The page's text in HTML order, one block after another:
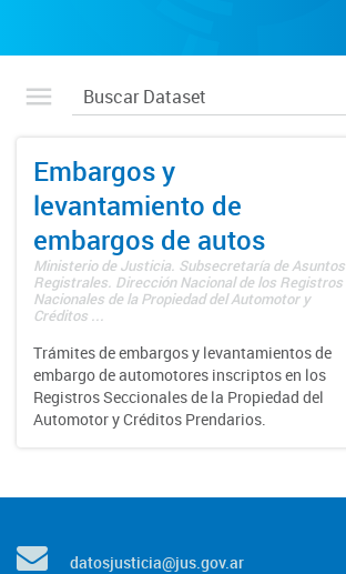
Embargos y
levantamiento de
embargos de autos
Ministerio de Justicia. Subsecretaría de Asuntos
Registrales. Dirección Nacional de los Registros
Nacionales de la Propiedad del Automotor y
Créditos ...
Trámites de embargos y levantamientos de
embargo de automotores inscriptos en los
Registros Seccionales de la Propiedad del
Automotor y Créditos Prendarios.
datosjusticia@jus.gov.ar